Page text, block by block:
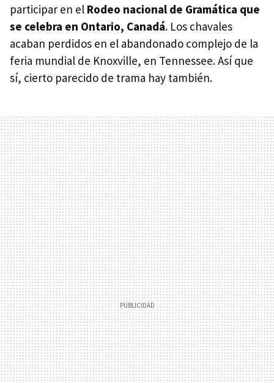
participar en el Rodeo nacional de Gramática que
se celebra en Ontario, Canadá. Los chavales
acaban perdidos en el abandonado complejo de la
feria mundial de Knoxville, en Tennessee. Así que
sí, cierto parecido de trama hay también.